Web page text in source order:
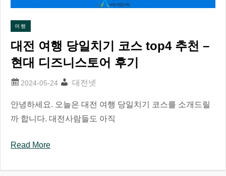
여행
대전 여행 당일치기 코스 top4 추천 –
현대 디즈니스토어 후기
대전넷
안녕하세요. 오늘은 대전 여행 당일치기 코스를 소개드릴
까 합니다. 대전사람들도 아직
Read More